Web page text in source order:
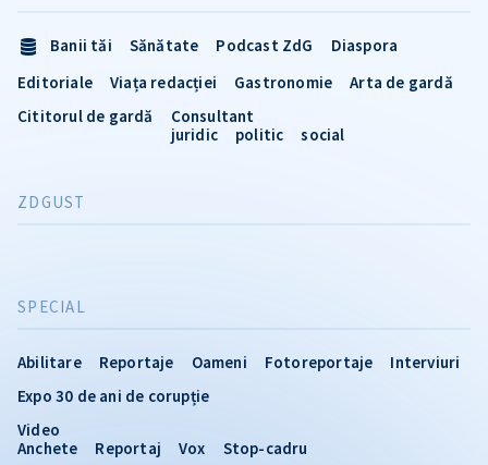
SPECIAL
Abilitare Reportaje Oameni Fotoreportaje
Interviuri
Expo 30 de ani de corupție
Video
Anchete
Reportaj Vox Stop-cadru
Banii tăi Sănătate Podcast ZdG
Diaspora
Editoriale
Viața redacției Gastronomie
Arta de gardă
Cititorul de gardă
Consultant
juridic
politic social
ZDGUST